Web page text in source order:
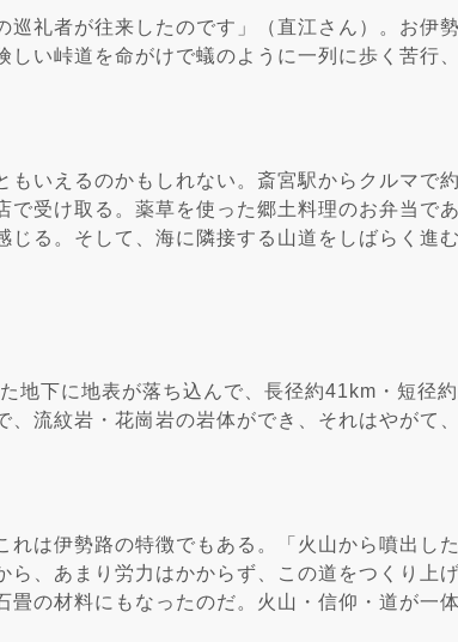
礼者が往来したのです」（直江さん）。お伊
い峠道を命がけで蟻のように一列に歩く苦行
いえるのかもしれない。斎宮駅からクルマで
受け取る。薬草を使った郷土料理のお弁当であ
る。そして、海に隣接する山道をしばらく進
地下に地表が落ち込んで、長径約41km・短径
流紋岩・花崗岩の岩体ができ、それはやがて
は伊勢路の特徴でもある。「火山から噴出し
、あまり労力はかからず、この道をつくり上
の材料にもなったのだ。火山・信仰・道が一